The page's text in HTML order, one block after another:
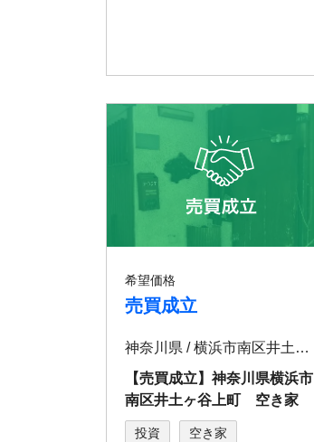
希望価格
売買成立
神奈川県 / 横浜市南区井土ヶ谷上町
【売買成立】神奈川県横浜市
南区井土ヶ谷上町 空き家
投資 空き家